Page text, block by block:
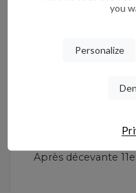
La direction
Après décevante
you
Personalize